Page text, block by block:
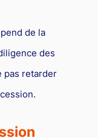
de la
des
pas retarder